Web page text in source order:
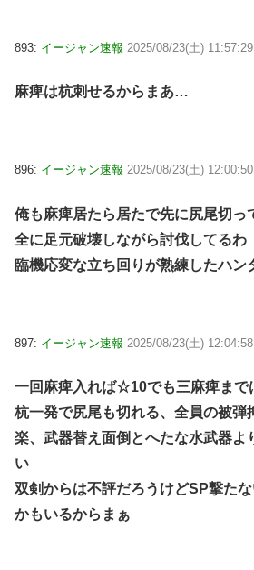
893: イージャン速報 2025/08/23(土)
麻痺は杭刺せるからまあ…
896: イージャン速報 2025/08/23(土)
俺も麻痺居たら居たで先に尻尾切っ
全に足元破壊しながら討伐してるわ
臨機応変な立ち回りが熟練したハン
897: イージャン速報 2025/08/23(土)
一回麻痺入れば☆10でも三麻痺まで
杭一発で尻尾も切れる、全員の被弾
楽、武器替え面倒とへたな水武器よ
い
双剣からは不評だろうけどSP撃た
かもいるからまぁ